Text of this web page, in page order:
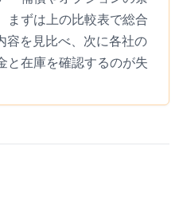
まずは上の比較表で総合
容を見比べ、次に各社の
と在庫を確認するのが失